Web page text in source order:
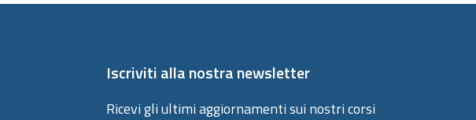
Iscriviti alla nostra newsletter
Ricevi gli ultimi aggiornamenti sui nostri corsi